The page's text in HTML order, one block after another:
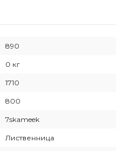
890
0 кг
1710
800
7skameek
Лиственница